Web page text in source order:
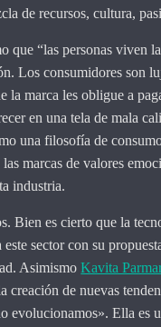
de recursos, cultura,
que “las personas viven
Los consumidores son
la marca les obligue a
en una tela de mala
una filosofía de
marcas de valores
industria.
Bien es cierto que la
sector con su
AsimismoKavita
de nuevas
evolucionamos». Ella es